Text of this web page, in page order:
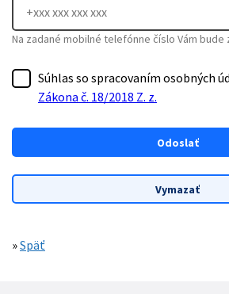
Na zadané mobilné telefónne číslo Vám
Súhlas so spracovaním osobných
Zákona č. 18/2018 Z. z.
»Späť